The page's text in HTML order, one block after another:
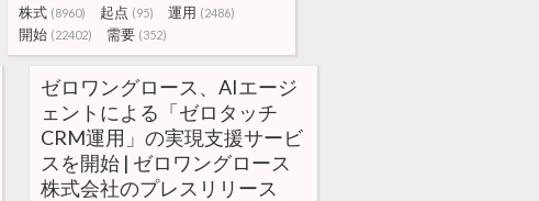
株式 (8960) 起点 (95) 運用 (2486)
開始 (22402) 需要 (352)
ゼロワングロース、AIエージ
ェントによる「ゼロタッチ
CRM運用」の実現支援サービ
スを開始 | ゼロワングロース
株式会社のプレスリリース